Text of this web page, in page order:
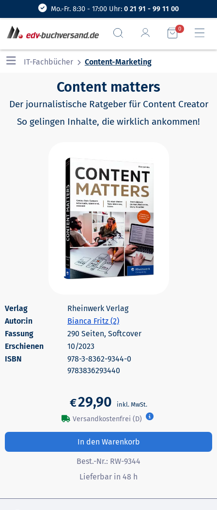
Mo.-Fr. 8:30 - 17:00 Uhr: 0 21 91 - 99 11 00
0
IT-Fachbücher Content-Marketing
Content matters
Der journalistische Ratgeber für Content Creator
So gelingen Inhalte, die wirklich ankommen!
Rheinwerk Verlag
Autor:in
Bianca Fritz (2)
290 Seiten, Softcover
Erschienen
10/2023
978-3-8362-9344-0
9783836293440
€29,90
Versandkostenfrei (D)
In den Warenkorb
Best.-Nr.: RW-9344
Lieferbar in 48 h